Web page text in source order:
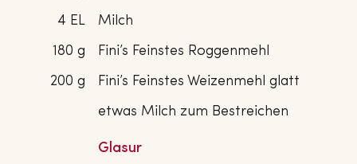
4 EL
Milch
180 g
Fini’s Feinstes Roggenmehl
200 g
Fini’s Feinstes Weizenmehl glatt
etwas Milch zum Bestreichen
Glasur